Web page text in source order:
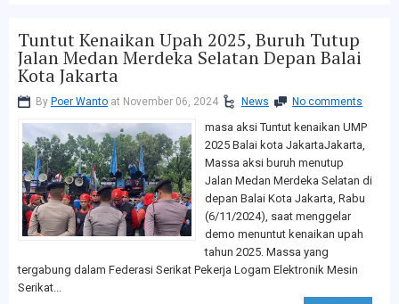
Tuntut Kenaikan Upah 2025, Buruh Tutup
Jalan Medan Merdeka Selatan Depan Balai
Kota Jakarta
By Poer Wanto at November 06, 2024 News No comments
masa aksi Tuntut kenaikan UMP
2025 Balai kota JakartaJakarta,
Massa aksi buruh menutup
Jalan Medan Merdeka Selatan di
depan Balai Kota Jakarta, Rabu
(6/11/2024), saat menggelar
demo menuntut kenaikan upah
tahun 2025. Massa yang
tergabung dalam Federasi Serikat Pekerja Logam Elektronik Mesin
Serikat...